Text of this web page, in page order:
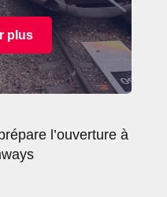
plus
l’ouverture à